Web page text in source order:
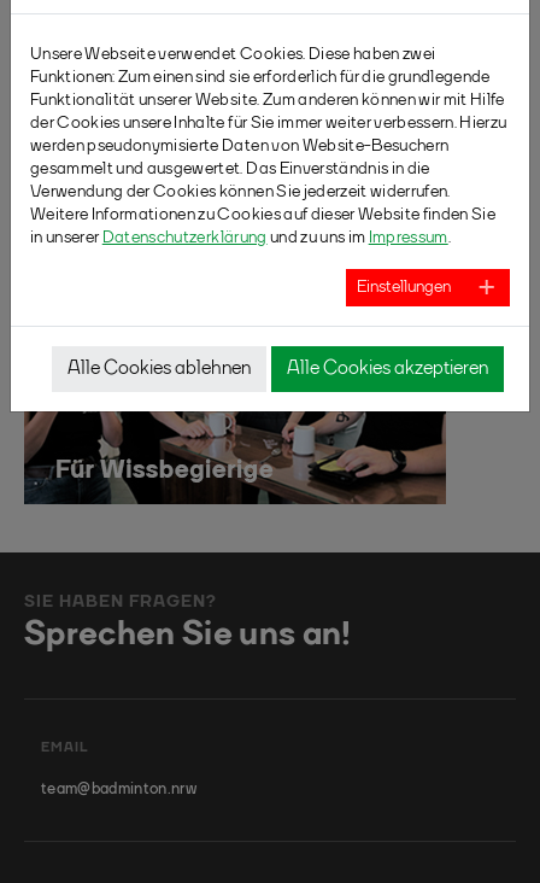
SIE HABEN FRAGEN?
Sprechen Sie uns an!
EMAIL
team@badminton.nrw
Unsere Webseite verwendet Cookies. Diese haben zwei
Funktionen: Zum einen sind sie erforderlich für die grundlegende
Funktionalität unserer Website. Zum anderen können wir mit Hilfe
der Cookies unsere Inhalte für Sie immer weiter verbessern. Hierzu
werden pseudonymisierte Daten von Website-Besuchern
gesammelt und ausgewertet. Das Einverständnis in die
Verwendung der Cookies können Sie jederzeit widerrufen.
Weitere Informationen zu Cookies auf dieser Website finden Sie
in unserer Datenschutzerklärung und zu uns im Impressum
Einstellungen
Alle Cookies ablehnen Alle Cookies akzeptieren